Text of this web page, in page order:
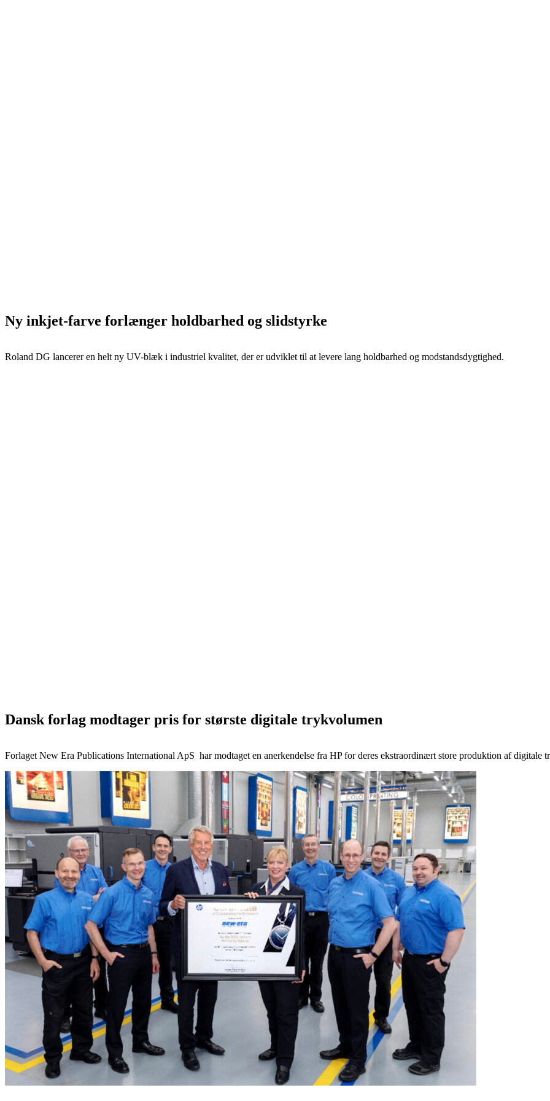
Ny inkjet-farve forlænger holdbarhed og slidstyrke
Roland DG lancerer en helt ny UV-blæk i industriel kvalitet, der er udviklet til at levere lang holdbarhed og modstandsdygtighed.
Dansk forlag modtager pris for største digitale trykvolumen
Forlaget New Era Publications International ApS har modtaget en anerkendelse fra HP for deres ekstraordinært store produktion af digitale